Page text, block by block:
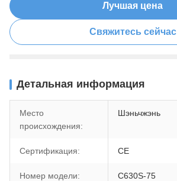
Лучшая цена
Свяжитесь сейчас
Детальная информация
Место
происхождения:
Шэньчжэнь
Сертификация: CE
Номер модели: C630S-75